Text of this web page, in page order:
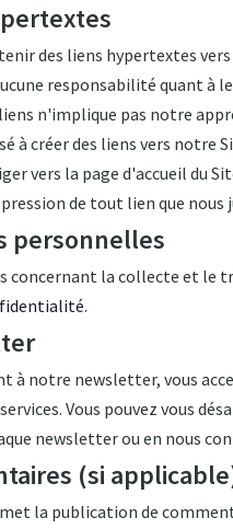
des liens hypertextes
responsabilité quant à
liens n'implique pas notre
à créer des liens vers notre
vers la page d'accueil du
de tout lien que
personnelles
concernant la collecte et le
.
à notre newsletter, vous
Vous pouvez vous
newsletter ou en nous
(si
la publication de